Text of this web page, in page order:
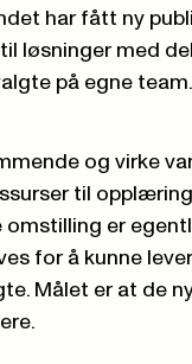
har fått ny
løsninger med
på egne team.
og virke
til
er
for å kunne
Målet er at de